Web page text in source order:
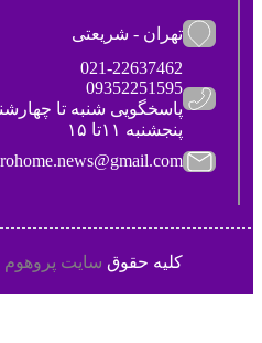
تهران - شریعتی
021-22637462
09352251595
پاسخگویی شنبه تا چهارشنبه ۱۱ تا
پنجشنبه ۱۱تا ۱۵
prohome.news@gmail.com
کلیه حقوقسایت پروهوم